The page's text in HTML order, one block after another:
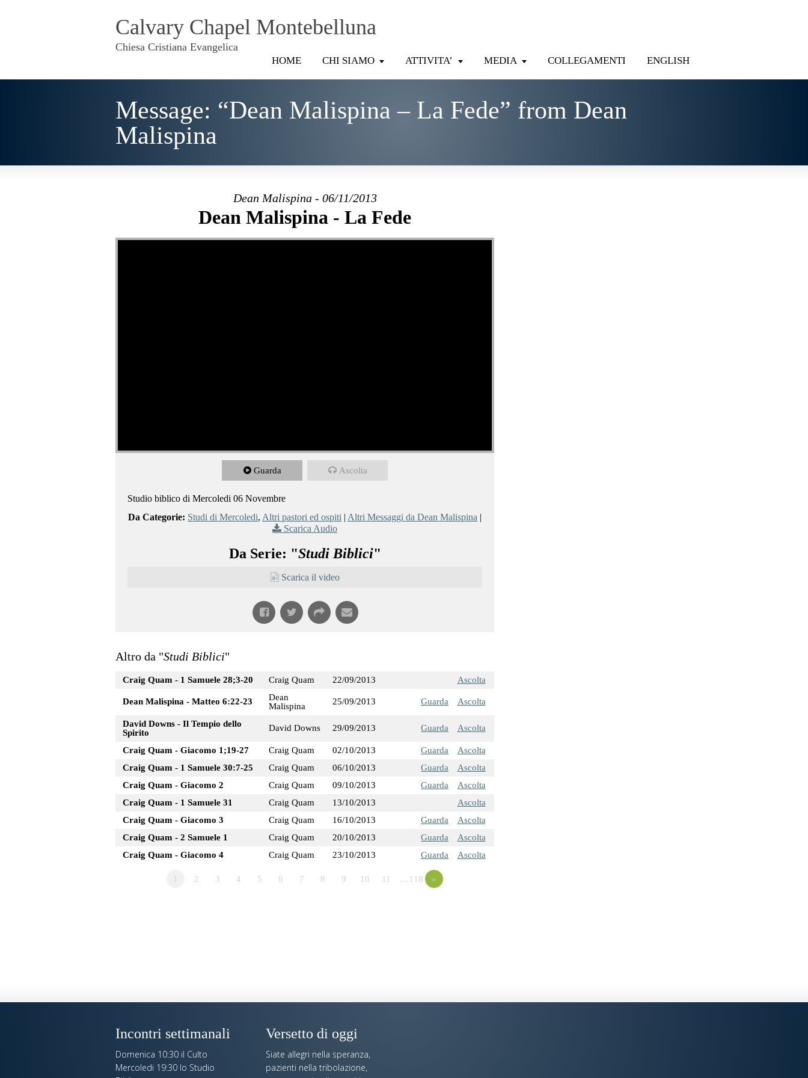
Calvary Chapel Montebelluna
Chiesa Cristiana Evangelica
HOME CHI SIAMO ATTIVITA’ MEDIA COLLEGAMENTI ENGLISH
Message: “Dean Malispina – La Fede” from Dean
Malispina
Dean Malispina - 06/11/2013
Dean Malispina - La Fede
Guarda Ascolta
Studio biblico di Mercoledi 06 Novembre
Da Categorie: Studi di Mercoledi, Altri pastori ed ospiti | Altri Messaggi da Dean Malispina |
Scarica Audio
Da Serie: "Studi Biblici"
Scarica il video
Altro da "Studi Biblici"
Craig Quam - 1 Samuele 28;3-20 Craig Quam 22/09/2013 Ascolta
Dean Malispina - Matteo 6:22-23
Dean
Malispina
25/09/2013 Guarda Ascolta
David Downs - Il Tempio dello
Spirito
David Downs 29/09/2013 Guarda Ascolta
Craig Quam - Giacomo 1;19-27 Craig Quam 02/10/2013 Guarda
Ascolta
Craig Quam - 1 Samuele 30:7-25
Craig Quam 06/10/2013 Guarda
Ascolta
Craig Quam - Giacomo 2
Craig Quam 09/10/2013 Guarda
Ascolta
Craig Quam - 1 Samuele 31
Craig Quam 13/10/2013
Ascolta
Craig Quam - Giacomo 3
Craig Quam 16/10/2013 Guarda
Ascolta
Craig Quam - 2 Samuele 1
Craig Quam 20/10/2013 Guarda
Ascolta
Craig Quam - Giacomo 4
Craig Quam 23/10/2013 Guarda Ascolta
2 3 4 5 6 7 8 9 10 11 …118 »
Incontri settimanali
Domenica 10:30 il Culto
Mercoledi 19:30 lo Studio
Versetto di oggi
Siate allegri nella speranza,
pazienti nella tribolazione,